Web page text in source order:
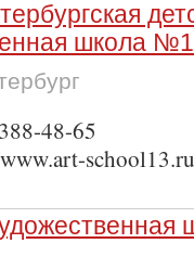
школа
48-65